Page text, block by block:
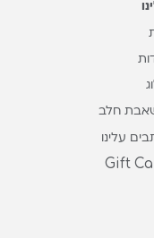
חלב
עלינו
Gift